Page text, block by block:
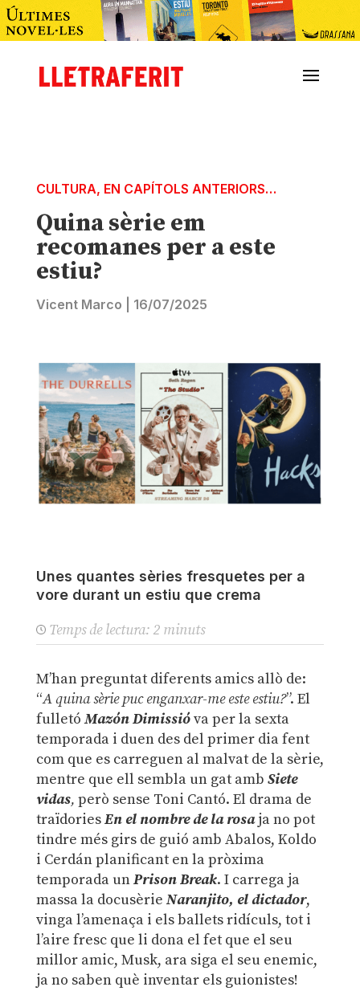
CULTURA, EN CAPÍTOLS ANTERIORS…
Quina sèrie em
recomanes per a este
estiu?
Vicent Marco 16/07/2025
Unes quantes sèries fresquetes per a
vore durant un estiu que crema
Temps de lectura: 2 minuts
M’han preguntat diferents amics allò de:
“A quina sèrie puc enganxar-me este estiu?”. El
fulletóMazón Dimissióva per la sexta
temporada i duen des del primer dia fent
com que es carreguen al malvat de la sèrie,
mentre que ell sembla un gat amb Siete
vidas, però sense Toni Cantó. El drama de
traïdoriesEn el nombre de la rosaja no pot
tindre més girs de guió amb Abalos, Koldo
i Cerdán planificant en la pròxima
temporada unPrison Break. I carrega ja
massa la docusèrie Naranjito, el dictador,
vinga l’amenaça i els ballets ridículs, tot i
l’aire fresc que li dona el fet que el seu
millor amic, Musk, ara siga el seu enemic,
ja no saben què inventar els guionistes!